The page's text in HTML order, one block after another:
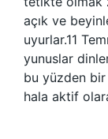
açık ve
uyurlar.11
yunuslar
bu yüzden bir
hala aktif